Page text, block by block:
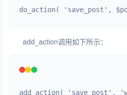
do_action( 'save_post',
add_action调用如下所示：
add_action( 'save_post',